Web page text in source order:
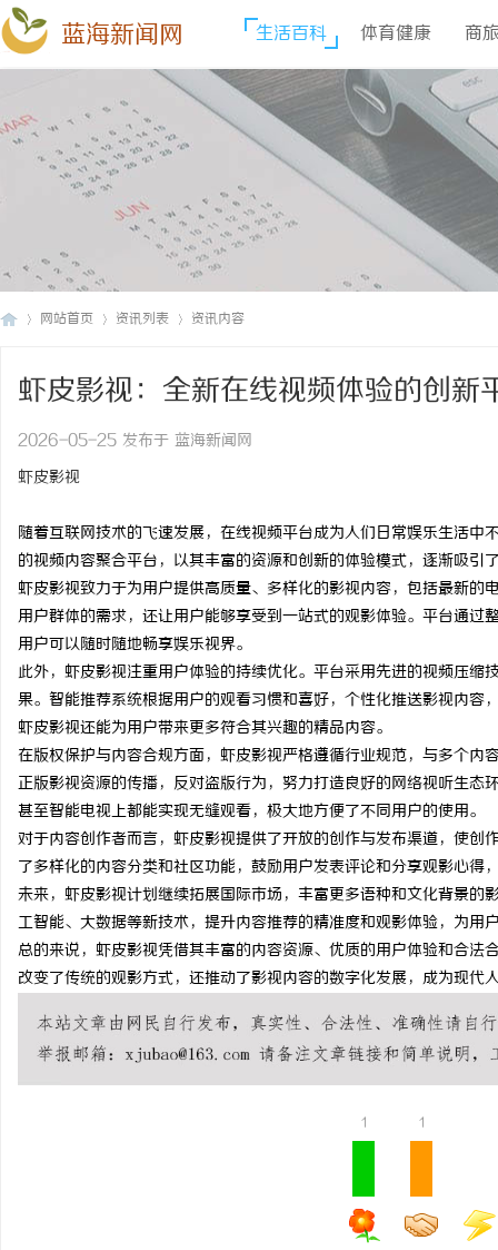
蓝海新闻网 生活百科 体育健康 商
网站首页 资讯列表 资讯内容
虾皮影视：全新在线视频体验的创新
2026-05-25 发布于 蓝海新闻网
虾皮影视
随着互联网技术的飞速发展，在线视频平台成为人们日常娱乐生活中
的视频内容聚合平台，以其丰富的资源和创新的体验模式，逐渐吸引
虾皮影视致力于为用户提供高质量、多样化的影视内容，包括最新
用户群体的需求，还让用户能够享受到一站式的观影体验。平台通
用户可以随时随地畅享娱乐视界。
此外，虾皮影视注重用户体验的持续优化。平台采用先进的视频压
果。智能推荐系统根据用户的观看习惯和喜好，个性化推送影视内
虾皮影视还能为用户带来更多符合其兴趣的精品内容。
在版权保护与内容合规方面，虾皮影视严格遵循行业规范，与多个
正版影视资源的传播，反对盗版行为，努力打造良好的网络视听生
甚至智能电视上都能实现无缝观看，极大地方便了不同用户的使用。
对于内容创作者而言，虾皮影视提供了开放的创作与发布渠道，使
了多样化的内容分类和社区功能，鼓励用户发表评论和分享观影心得
未来，虾皮影视计划继续拓展国际市场，丰富更多语种和文化背景
工智能、大数据等新技术，提升内容推荐的精准度和观影体验，为用
总的来说，虾皮影视凭借其丰富的内容资源、优质的用户体验和合
改变了传统的观影方式，还推动了影视内容的数字化发展，成为现代
1 1
如何选择福州私家侦探
详解